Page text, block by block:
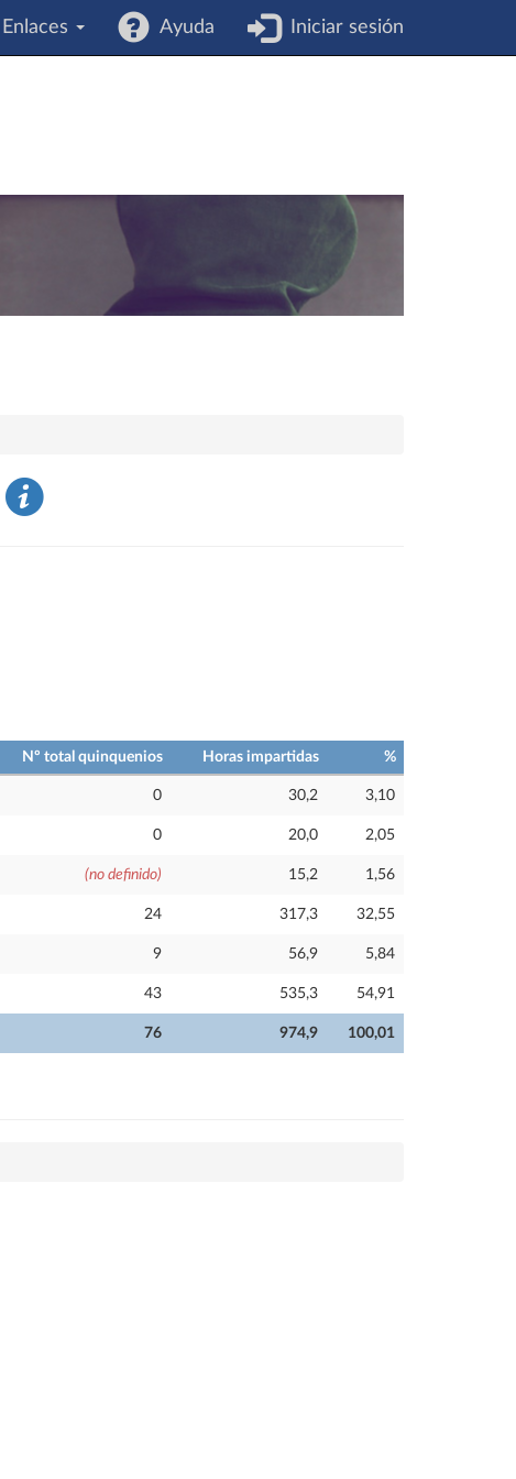
Enlaces Ayuda Iniciar sesión
Nº total quinquenios Horas impartidas %
76 974,9 100,01
0 30,2 3,10
0 20,0 2,05
(no definido) 15,2 1,56
24 317,3 32,55
9 56,9 5,84
43 535,3 54,91